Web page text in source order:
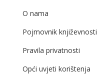
O nama
Pojmovnik književnosti
Pravila privatnosti
Opći uvjeti korištenja